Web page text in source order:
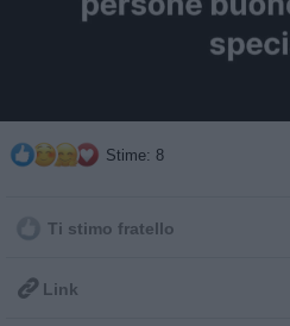
Stime: 8
Ti stimo fratello
 Link